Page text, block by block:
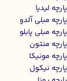
پارچه لیدیا
پارچه مبلی آلدو
پارچه مبلی پابلو
پارچه منتون
پارچه مونیکا
پارچه نیکول